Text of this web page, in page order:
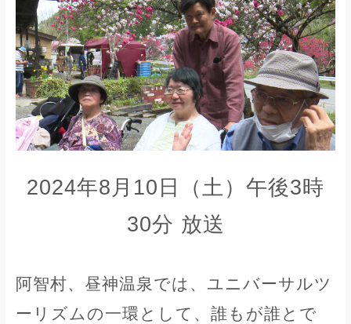
2024年8月10日（土）午後3時
30分 放送
阿智村、昼神温泉では、ユニバーサルツ
ーリズムの一環として、誰もが誰とで